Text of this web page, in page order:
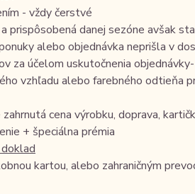
- vždy čerstvé
prispôsobená danej sezóne avšak
alebo objednávka neprišla v
za účelom uskutočnenia
vzhľadu alebo farebného odtieňa
cena výrobku, doprava,
+ špeciálna prémia
kartou, alebo zahraničným